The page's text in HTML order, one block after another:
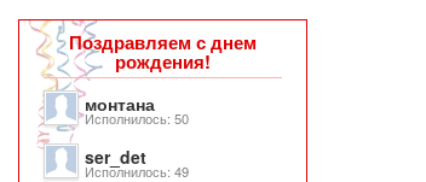
Поздравляем с днем
рождения!
монтана
Исполнилось: 50
ser_det
Исполнилось: 49